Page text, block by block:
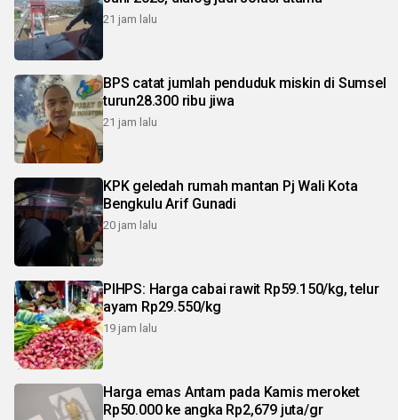
21 jam lalu
BPS catat jumlah penduduk miskin di Sumsel
turun28.300 ribu jiwa
21 jam lalu
KPK geledah rumah mantan Pj Wali Kota
Bengkulu Arif Gunadi
20 jam lalu
PIHPS: Harga cabai rawit Rp59.150/kg, telur
ayam Rp29.550/kg
19 jam lalu
Harga emas Antam pada Kamis meroket
Rp50.000 ke angka Rp2,679 juta/gr